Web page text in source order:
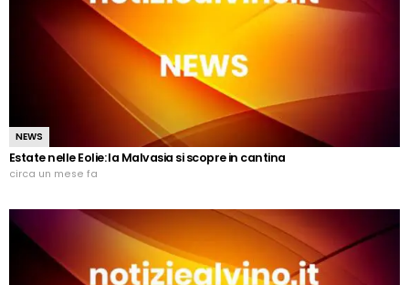
NEWS
Estate nelle Eolie: la Malvasia si scopre in cantina
circa un mese fa